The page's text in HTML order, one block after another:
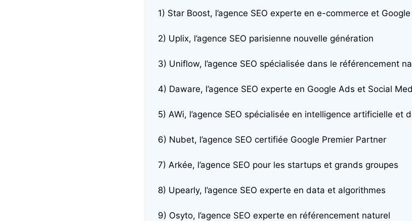
1) Star Boost, l’agence SEO experte en e-commerce et
2) Uplix, l’agence SEO parisienne nouvelle génération
3) Uniflow, l’agence SEO spécialisée dans le référencement
4) Daware, l’agence SEO experte en Google Ads et Social
5) AWi, l’agence SEO spécialisée en intelligence artificielle et
6) Nubet, l’agence SEO certifiée Google Premier Partner
7) Arkée, l’agence SEO pour les startups et grands groupes
8) Upearly, l’agence SEO experte en data et algorithmes
9) Osyto, l’agence SEO experte en référencement naturel